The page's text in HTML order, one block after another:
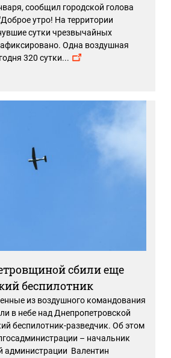
сообщил городской голова
утро! На территории
сутки чрезвычайных
Одна воздушная
320 сутки...
сбили еще
беспилотник
из воздушного командования
в небе над Днепропетровской
беспилотник-разведчик. Об этом
– начальник
администрации Валентин